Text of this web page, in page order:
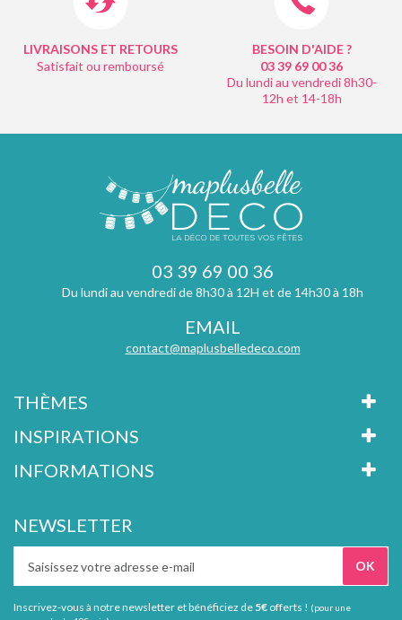
LIVRAISONS ET RETOURS
Satisfait ou remboursé
BESOIN D'AIDE ?
03 39 69 0036
Du lundi au vendredi 8h30-
12h et 14-18h
03 39 69 00 36
Du lundi au vendredi de 8h30 à 12H et de 14h30 à 18h
EMAIL
contact@maplusbelledeco.com
THÈMES
INSPIRATIONS
INFORMATIONS
NEWSLETTER
Inscrivez-vous à notre newsletter et bénéficiez de 5€ offerts ! (pour une